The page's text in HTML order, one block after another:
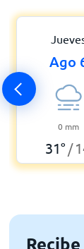
Ago
0 mm
31° /